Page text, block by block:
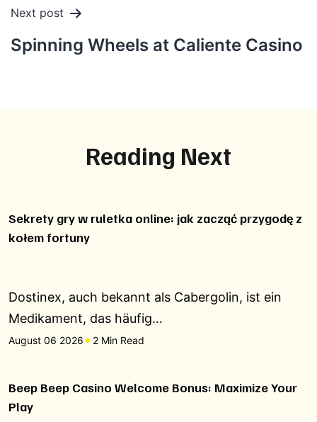
Next post
Spinning Wheels at Caliente Casino
Reading Next
Sekrety gry w ruletka online: jak zacząć przygodę z
kołem fortuny
Dostinex, auch bekannt als Cabergolin, ist ein
Medikament, das häufig…
August 06 2026 2 Min Read
Beep Beep Casino Welcome Bonus: Maximize Your
Play